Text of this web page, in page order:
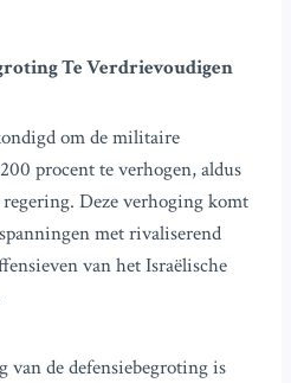
Te Verdrievoudigen
om de militaire
procent te verhogen, aldus
Deze verhoging komt
met rivaliserend
van het Israëlische
van de defensiebegroting is